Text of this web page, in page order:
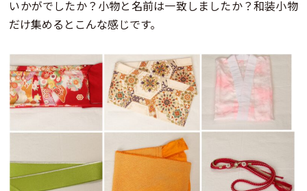
いかがでしたか？小物と名前は一致しましたか？和装小物
だけ集めるとこんな感じです。